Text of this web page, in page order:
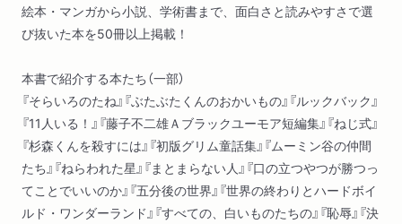
絵本・マンガから小説、学術書まで、面白さと読みやすさで選
び抜いた本を50冊以上掲載！
本書で紹介する本たち（一部）
『そらいろのたね』『ぶたぶたくんのおかいもの』『ルックバック』
『11人いる！』『藤子不二雄Ａブラックユーモア短編集』『ねじ式』
『杉森くんを殺すには』『初版グリム童話集』『ムーミン谷の仲間
たち』『ねらわれた星』『まとまらない人』『口の立つやつが勝つっ
てことでいいのか』『五分後の世界』『世界の終わりとハードボイ
ルド・ワンダーランド』『すべての、白いものたちの』『恥辱』『決